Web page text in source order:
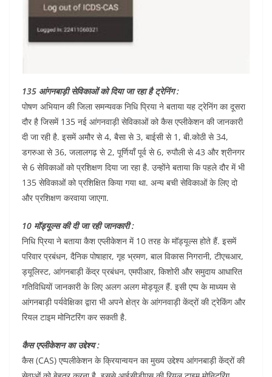
135 आंगनबाड़ी सेविकाओं को दिया जा रहा है ट्रेनिंग :
पोषण अभियान की जिला समन्यवक निधि प्रिया ने बताया यह ट्रेनिंग का दूसरा
दौर है जिसमें 135 नई आंगनवाड़ी सेविकाओं को कैस एप्लीकेशन की जानकारी
दी जा रही है. इसमें अमौर से 4, बैसा से 3, बाईसी से 1, बी.कोठी से 34,
डगरुआ से 36, जलालगढ़ से 2, पूर्णियाँ पूर्व से 6, रुपौली से 43 और श्रीनगर
से 6 सेविकाओं को प्रशिक्षण दिया जा रहा है. उन्होंने बताया कि पहले दौर में भी
135 सेविकाओं को प्रशिक्षित किया गया था. अन्य बची सेविकाओं के लिए दो
और प्रशिक्षण करवाया जाएगा.
10 मॉड्यूल्स की दी जा रही जानकारी :
निधि प्रिया ने बताया कैश एप्लीकेशन में 10 तरह के मॉड्यूल्स होते हैं. इसमें
परिवार प्रबंधन, दैनिक पोषाहार, गृह भ्रमण, बाल विकास निगरानी, टीएचआर,
ड्यूलिस्ट, आंगनबाड़ी केंद्र प्रबंधन, एमपीआर, किशोरी और समुदाय आधारित
गतिविधियों जानकारी के लिए अलग अलग मोड्यूल हैं. इसी एप्प के माध्यम से
आंगनबाड़ी पर्यवेक्षिका द्वारा भी अपने क्षेत्र के आंगनवाड़ी केंद्रों की ट्रेकिंग और
रियल टाइम मोनिटरिंग कर सकती है.
कैस एप्लीकेशन का उद्देश्य :
कैस (CAS) एप्पलीकेशन के क्रियान्वयन का मुख्य उद्देश्य आंगनबाड़ी केंद्रों की